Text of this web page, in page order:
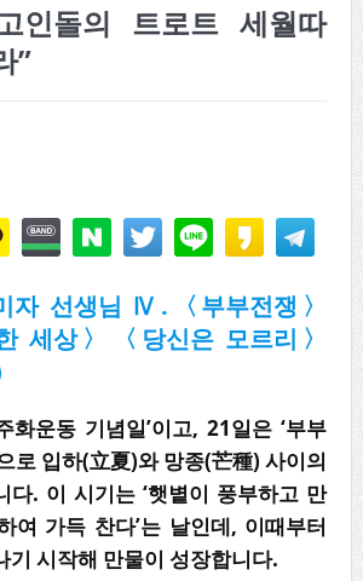
인돌의 트로트 세월따
”
자 선생님 Ⅳ.〈부부전쟁〉
세상〉〈당신은 모르리〉
화운동 기념일’이고, 21일은 ‘부부
로 입하(立夏)와 망종(芒種) 사이의
다. 이 시기는 ‘햇볕이 풍부하고 만
여 가득 찬다’는 날인데, 이때부터
기 시작해 만물이 성장합니다.